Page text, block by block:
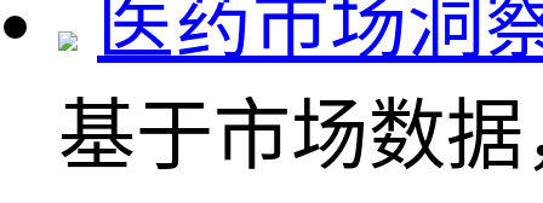
医药市场洞
基于市场数